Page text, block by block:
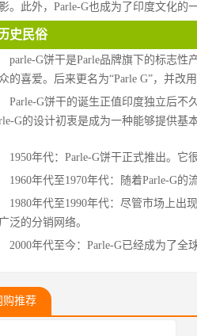
。此外，Parle-G也成为了印度文化的
史民俗
parle-G饼干是Parle品牌旗下的标志
的喜爱。后来更名为“Parle G”，并改
Parle-G饼干的诞生正值印度独立后不
G的设计初衷是成为一种能够提供基
1950年代：Parle-G饼干正式推出。它
1960年代至1970年代：随着Parle-G
1980年代至1990年代：尽管市场上出
泛的分销网络。
2000年代至今：Parle-G已经成为了全
购推荐